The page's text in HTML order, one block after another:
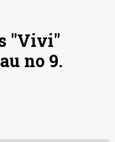
"Vivi"
no 9.